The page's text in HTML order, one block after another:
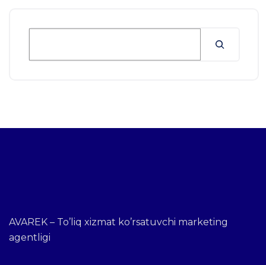
AVAREK – To’liq xizmat ko’rsatuvchi marketing
agentligi